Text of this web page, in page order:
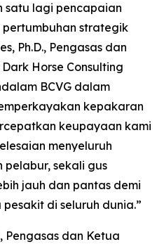
satu lagi pencapaian
strategik
Ph.D., Pengasas dan
Horse Consulting
BCVG dalam
kepakaran
keupayaan kami
menyeluruh
sekali gus
jauh dan pantas demi
di seluruh dunia.”
Pengasas dan Ketua